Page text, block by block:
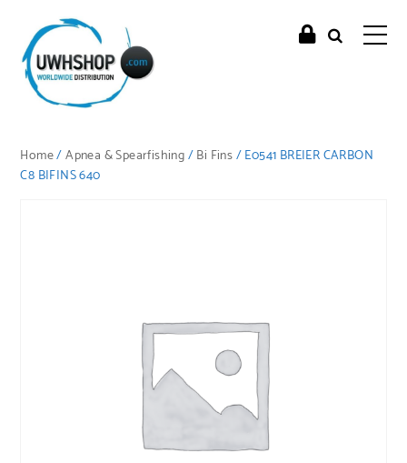
Home/Apnea & Spearfishing/Bi Fins/ E0541 BREIER CARBON
C8 BIFINS 640